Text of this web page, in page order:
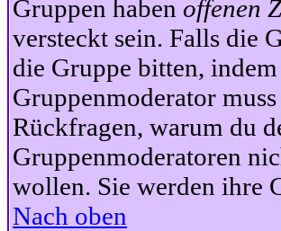
Gruppen haben offenen
versteckt sein. Falls die
die Gruppe bitten,
Gruppenmoderator
Rückfragen, warum du
Gruppenmoderatoren
wollen. Sie werden ihre
Nach oben